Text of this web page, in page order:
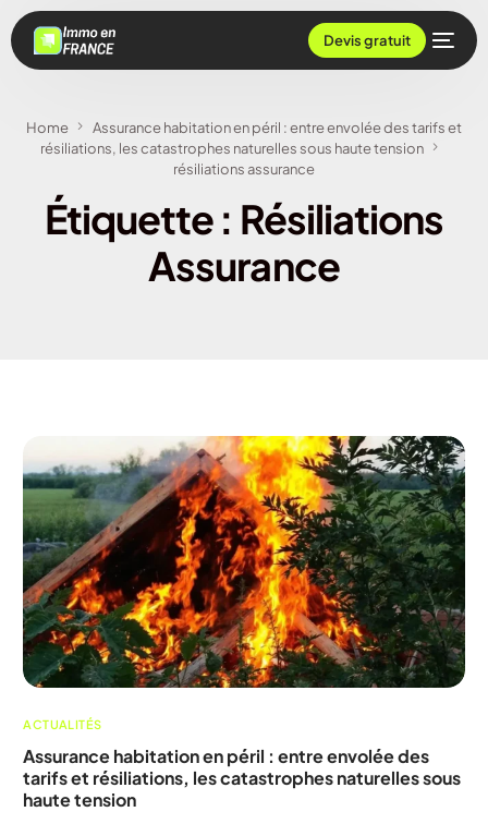
Devis gratuit
Home
Assurance habitation en péril : entre envolée des tarifs et
résiliations, les catastrophes naturelles sous haute tension
résiliations assurance
Étiquette : Résiliations
Assurance
ACTUALITÉS
Assurance habitation en péril : entre envolée des
tarifs et résiliations, les catastrophes naturelles sous
haute tension